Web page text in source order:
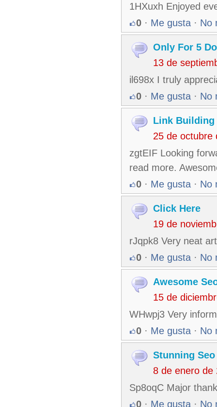
1HXuxh Enjoyed
0 · Me gusta · No
Only For 5
13 de
il698x I truly
0 · Me gusta · No
Link Building
25 de octubre
zgtEIF Looking
read more.
0 · Me gusta · No
Click Here
19 de
rJqpk8 Very neat
0 · Me gusta · No
Awesome
15 de
WHwpj3 Very
0 · Me gusta · No
Stunning
8 de enero de
Sp8oqC Major
0 · Me gusta · No